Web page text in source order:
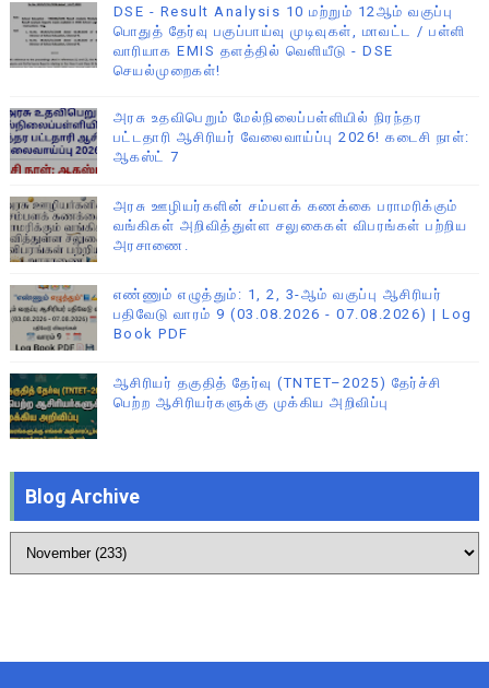
DSE - Result Analysis 10 மற்றும் 12ஆம் வகுப்பு
பொதுத் தேர்வு பகுப்பாய்வு முடிவுகள், மாவட்ட / பள்ளி
வாரியாக EMIS தளத்தில் வெளியீடு - DSE
செயல்முறைகள்!
அரசு உதவிபெறும் மேல்நிலைப்பள்ளியில் நிரந்தர
பட்டதாரி ஆசிரியர் வேலைவாய்ப்பு 2026! கடைசி நாள்:
ஆகஸ்ட் 7
அரசு ஊழியர்களின் சம்பளக் கணக்கை பராமரிக்கும்
வங்கிகள் அறிவித்துள்ள சலுகைகள் விபரங்கள் பற்றிய
அரசாணை.
எண்ணும் எழுத்தும்: 1, 2, 3-ஆம் வகுப்பு ஆசிரியர்
பதிவேடு வாரம் 9 (03.08.2026 - 07.08.2026) | Log
Book PDF
ஆசிரியர் தகுதித் தேர்வு (TNTET–2025) தேர்ச்சி
பெற்ற ஆசிரியர்களுக்கு முக்கிய அறிவிப்பு
Blog Archive